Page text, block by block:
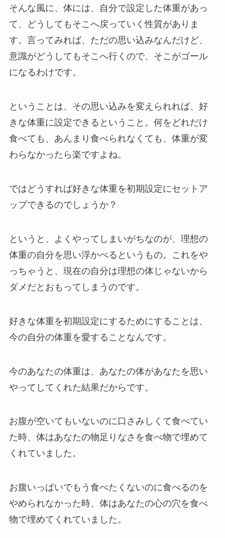
そんな風に、体には、自分で設定した体重があっ
て、どうしてもそこへ戻っていく性質がありま
す。言ってみれば、ただの思い込みなんだけど、
意識がどうしてもそこへ行くので、そこがゴール
になるわけです。
ということは、その思い込みを変えられれば、好
きな体重に設定できるということ。何をどれだけ
食べても、あんまり食べられなくても、体重が変
わらなかったら楽ですよね。
ではどうすれば好きな体重を初期設定にセットア
ップできるのでしょうか？
というと、よくやってしまいがちなのが、理想の
体重の自分を思い浮かべるというもの。これをや
っちゃうと、現在の自分は理想の体じゃないから
ダメだとおもってしまうのです。
好きな体重を初期設定にするためにすることは、
今の自分の体重を愛することなんです。
今のあなたの体重は、あなたの体があなたを思い
やってしてくれた結果だからです。
お腹が空いてもいないのに口さみしくて食べてい
た時、体はあなたの物足りなさを食べ物で埋めて
くれていました。
お腹いっぱいでもう食べたくないのに食べるのを
やめられなかった時、体はあなたの心の穴を食べ
物で埋めてくれていました。